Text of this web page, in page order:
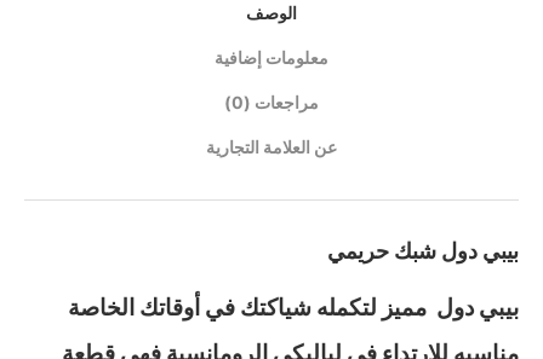
الوصف
معلومات إضافية
مراجعات (0)
عن العلامة التجارية
بيبي دول شبك حريمي
بيبي دول مميز لتكمله شياكتك في أوقاتك الخاصة
مناسبه للارتداء في لياليكي الرومانسية فهي قطعة